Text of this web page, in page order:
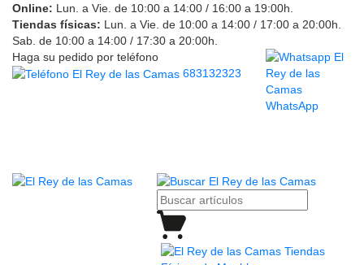
Online: Lun. a Vie. de 10:00 a 14:00 / 16:00 a 19:00h.
Tiendas físicas: Lun. a Vie. de 10:00 a 14:00 / 17:00 a 20:00h.
Sab. de 10:00 a 14:00 / 17:30 a 20:00h.
Haga su pedido por teléfono
683132323
WhatsApp